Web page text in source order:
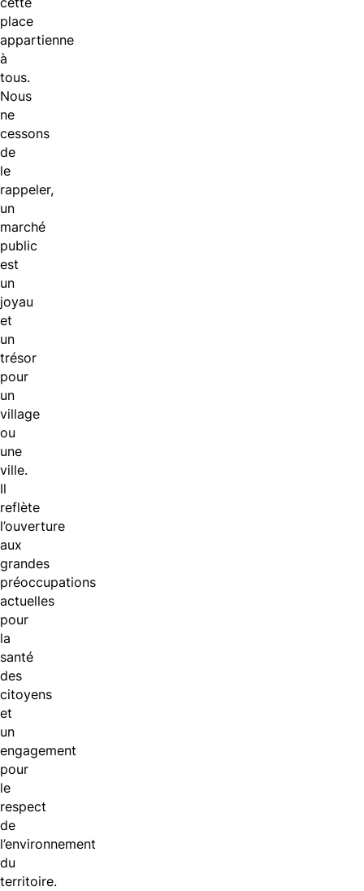
place
appartienne
à
tous.
Nous
ne
cessons
de
le
rappeler,
un
marché
public
est
un
joyau
et
un
trésor
pour
un
village
ou
une
ville.
Il
reflète
l’ouverture
aux
grandes
préoccupations
actuelles
pour
la
santé
des
citoyens
et
un
engagement
pour
le
respect
de
l’environnement
du
territoire.